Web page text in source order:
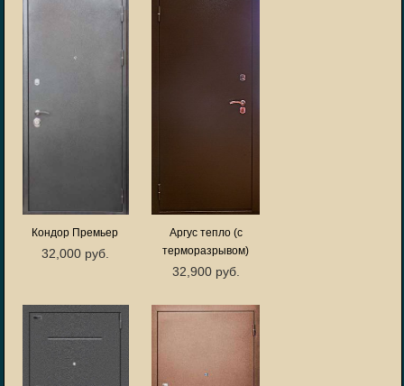
Кондор Премьер
32,000 руб.
Аргус тепло (с
терморазрывом)
32,900 руб.